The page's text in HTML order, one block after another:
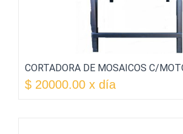
CORTADORA DE MOSAICOS C/
$ 20000.00 x día